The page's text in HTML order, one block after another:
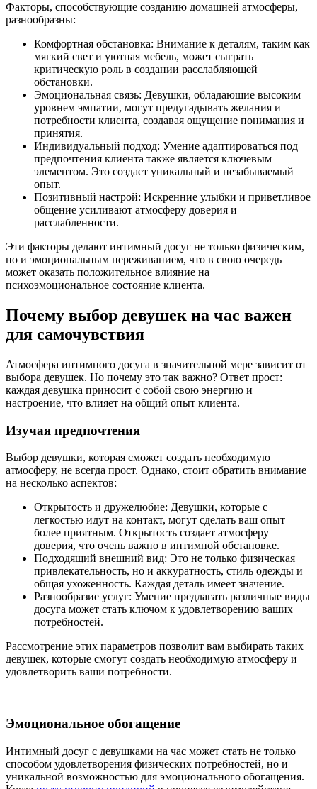
Факторы, способствующие созданию домашней атмосферы,
разнообразны:
Комфортная обстановка: Внимание к деталям, таким как
мягкий свет и уютная мебель, может сыграть
критическую роль в создании расслабляющей
обстановки.
Эмоциональная связь: Девушки, обладающие высоким
уровнем эмпатии, могут предугадывать желания и
потребности клиента, создавая ощущение понимания и
принятия.
Индивидуальный подход: Умение адаптироваться под
предпочтения клиента также является ключевым
элементом. Это создает уникальный и незабываемый
опыт.
Позитивный настрой: Искренние улыбки и приветливое
общение усиливают атмосферу доверия и
расслабленности.
Эти факторы делают интимный досуг не только физическим,
но и эмоциональным переживанием, что в свою очередь
может оказать положительное влияние на
психоэмоциональное состояние клиента.
Почему выбор девушек на час важен
для самочувствия
Атмосфера интимного досуга в значительной мере зависит от
выбора девушек. Но почему это так важно? Ответ прост:
каждая девушка приносит с собой свою энергию и
настроение, что влияет на общий опыт клиента.
Изучая предпочтения
Выбор девушки, которая сможет создать необходимую
атмосферу, не всегда прост. Однако, стоит обратить внимание
на несколько аспектов:
Открытость и дружелюбие: Девушки, которые с
легкостью идут на контакт, могут сделать ваш опыт
более приятным. Открытость создает атмосферу
доверия, что очень важно в интимной обстановке.
Подходящий внешний вид: Это не только физическая
привлекательность, но и аккуратность, стиль одежды и
общая ухоженность. Каждая деталь имеет значение.
Разнообразие услуг: Умение предлагать различные виды
досуга может стать ключом к удовлетворению ваших
потребностей.
Рассмотрение этих параметров позволит вам выбирать таких
девушек, которые смогут создать необходимую атмосферу и
удовлетворить ваши потребности.
Эмоциональное обогащение
Интимный досуг с девушками на час может стать не только
способом удовлетворения физических потребностей, но и
уникальной возможностью для эмоционального обогащения.